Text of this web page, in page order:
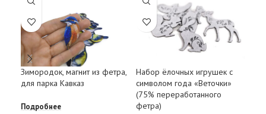
Зимородок, магнит из фетра,
для парка Кавказ
Подробнее
Набор ёлочных игрушек с
символом года «Веточки»
(75% переработанного
фетра)